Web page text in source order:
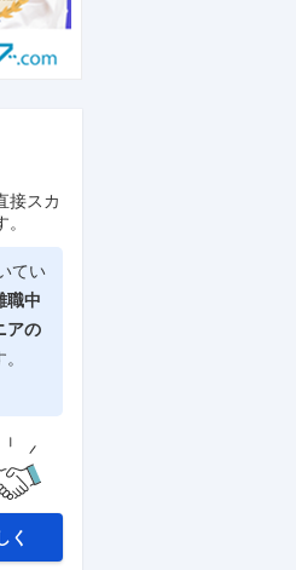
接スカ
てい
職中
アの
く